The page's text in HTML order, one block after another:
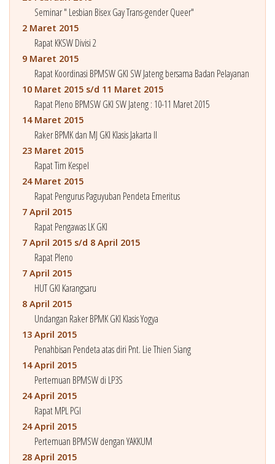
Seminar " Lesbian Bisex Gay Trans-gender Queer"
2 Maret 2015
Rapat KKSW Divisi 2
9 Maret 2015
Rapat Koordinasi BPMSW GKI SW Jateng bersama Badan Pelayanan
10 Maret 2015 s/d 11 Maret 2015
Rapat Pleno BPMSW GKI SW Jateng : 10-11 Maret 2015
14 Maret 2015
Raker BPMK dan MJ GKI Klasis Jakarta II
23 Maret 2015
Rapat Tim Kespel
24 Maret 2015
Rapat Pengurus Paguyuban Pendeta Emeritus
7 April 2015
Rapat Pengawas LK GKI
7 April 2015 s/d 8 April 2015
Rapat Pleno
7 April 2015
HUT GKI Karangsaru
8 April 2015
Undangan Raker BPMK GKI Klasis Yogya
13 April 2015
Penahbisan Pendeta atas diri Pnt. Lie Thien Siang
14 April 2015
Pertemuan BPMSW di LP3S
24 April 2015
Rapat MPL PGI
24 April 2015
Pertemuan BPMSW dengan YAKKUM
28 April 2015